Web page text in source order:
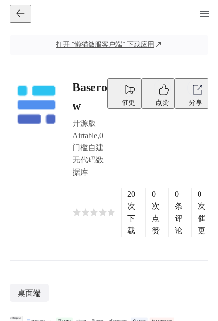
打开 “懒猫微服客户端” 下载应用
Basero
w
开源版
Airtable,0
门槛自建
无代码数
据库
催更 点赞 分享
20
次
下
载
0
次
点
赞
0
条
评
论
0
次
催
更
桌面端